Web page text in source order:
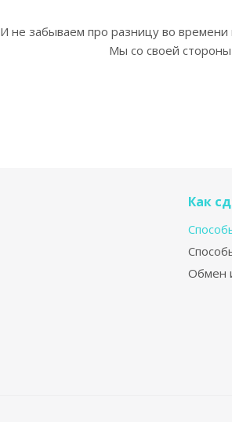
И не забываем про разницу во
Мы со своей
Как
Обмен